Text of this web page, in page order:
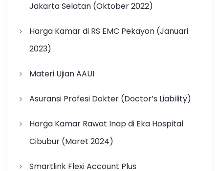
Jakarta Selatan (Oktober 2022)
Harga Kamar di RS EMC Pekayon (Januari
2023)
Materi Ujian AAUI
Asuransi Profesi Dokter (Doctor’s Liability)
Harga Kamar Rawat Inap di Eka Hospital
Cibubur (Maret 2024)
Smartlink Flexi Account Plus